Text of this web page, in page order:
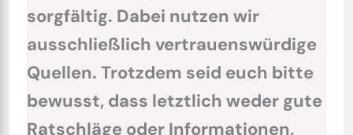
sorgfältig. Dabei nutzen wir
ausschließlich vertrauenswürdige
Quellen. Trotzdem seid euch bitte
bewusst, dass letztlich weder gute
Ratschläge oder Informationen,